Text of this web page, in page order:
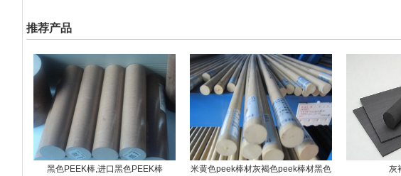
推荐产品
黑色PEEK棒,进口黑色PEEK棒 米黄色peek棒材灰褐色peek棒材黑色 灰